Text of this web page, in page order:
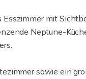
mit
Neptune-
sowie ein